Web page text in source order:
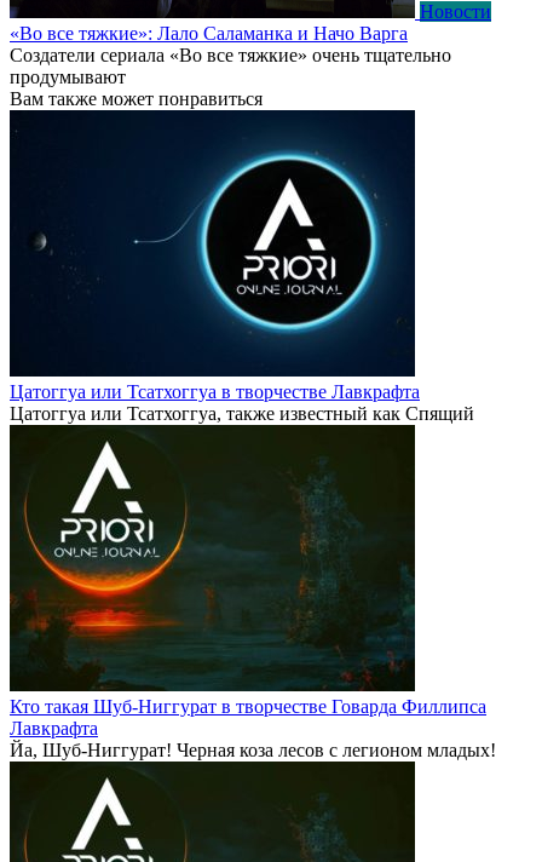
Новости
«Во все тяжкие»: Лало Саламанка и Начо Варга
Создатели сериала «Во все тяжкие» очень тщательно
продумывают
Вам также может понравиться
Цатоггуа или Тсатхоггуа в творчестве Лавкрафта
Цатоггуа или Тсатхоггуа, также известный как Спящий
Кто такая Шуб-Ниггурат в творчестве Говарда Филлипса
Лавкрафта
Йа, Шуб-Ниггурат! Черная коза лесов с легионом младых!